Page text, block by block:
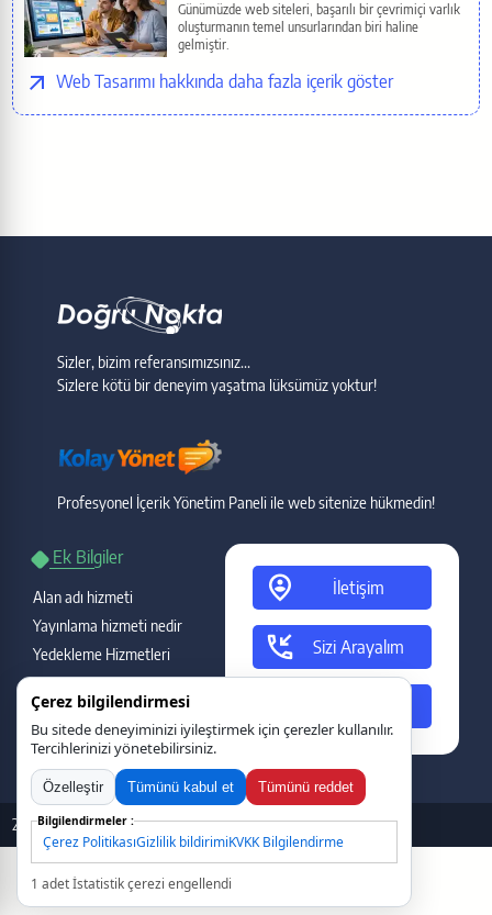
Günümüzde web siteleri, başarılı bir çevrimiçi varlık
oluşturmanın temel unsurlarından biri haline
gelmiştir.
Web Tasarımı
Sizler, bizim referansımızsınız...
Sizlere kötü bir deneyim yaşatma lüksümüz yoktur!
Profesyonel İçerik Yönetim Paneli ile web sitenize hükmedin!
Ek Bilgiler
Alan adı hizmeti
Yayınlama hizmeti nedir
Yedekleme Hizmetleri
Garanti ve destek
Gecikme durumu
Yasal Bilgiler
person_pin_circle İletişim
phone_callback Sizi Arayalım
2010 - 2026Doğru NoktaBilişim tarafından tasarlanmıştır.
Çerez bilgilendirmesi
Bu sitede deneyiminizi iyileştirmek için çerezler kullanılır.
Tercihlerinizi yönetebilirsiniz.
Özelleştir Tümünü kabul et Tümünü reddet
Tercihleri kaydet
Çerez PolitikasıGizlilik bildirimiKVKK Bilgilendirme
1 adet İstatistik çerezi engellendi